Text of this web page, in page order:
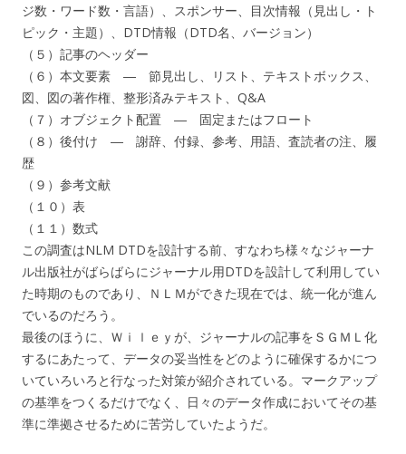
ジ数・ワード数・言語）、スポンサー、目次情報（見出し・ト
ピック・主題）、DTD情報（DTD名、バージョン）
（５）記事のヘッダー
（６）本文要素 ― 節見出し、リスト、テキストボックス、
図、図の著作権、整形済みテキスト、Q&A
（７）オブジェクト配置 ― 固定またはフロート
（８）後付け ― 謝辞、付録、参考、用語、査読者の注、履
歴
（９）参考文献
（１０）表
（１１）数式
この調査はNLM DTDを設計する前、すなわち様々なジャーナ
ル出版社がばらばらにジャーナル用DTDを設計して利用してい
た時期のものであり、ＮＬＭができた現在では、統一化が進ん
でいるのだろう。
最後のほうに、Ｗｉｌｅｙが、ジャーナルの記事をＳＧＭＬ化
するにあたって、データの妥当性をどのように確保するかにつ
いていろいろと行なった対策が紹介されている。マークアップ
の基準をつくるだけでなく、日々のデータ作成においてその基
準に準拠させるために苦労していたようだ。